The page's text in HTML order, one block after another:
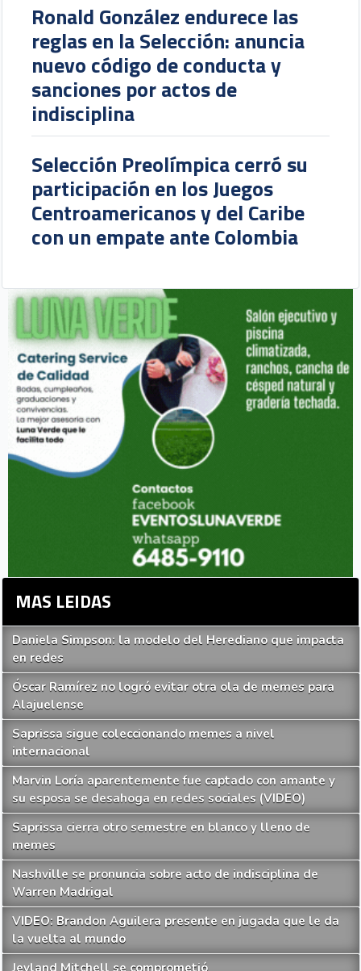
Ronald González endurece las
reglas en la Selección: anuncia
nuevo código de conducta y
sanciones por actos de
indisciplina
Selección Preolímpica cerró su
participación en los Juegos
Centroamericanos y del Caribe
con un empate ante Colombia
MAS LEIDAS
Daniela Simpson: la modelo del Herediano que impacta
en redes
Óscar Ramírez no logró evitar otra ola de memes para
Alajuelense
Saprissa sigue coleccionando memes a nivel
internacional
Marvin Loría aparentemente fue captado con amante y
su esposa se desahoga en redes sociales (VIDEO)
Saprissa cierra otro semestre en blanco y lleno de
memes
Nashville se pronuncia sobre acto de indisciplina de
Warren Madrigal
VIDEO: Brandon Aguilera presente en jugada que le da
la vuelta al mundo